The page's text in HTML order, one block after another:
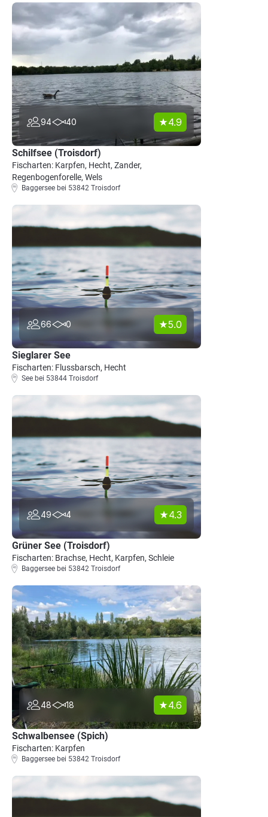
94 40 4.9
Schilfsee (Troisdorf)
Fischarten: Karpfen, Hecht, Zander,
Regenbogenforelle, Wels
Baggersee bei 53842 Troisdorf
66 0 5.0
Sieglarer See
Fischarten: Flussbarsch, Hecht
See bei 53844 Troisdorf
49 4 4.3
Grüner See (Troisdorf)
Fischarten: Brachse, Hecht, Karpfen, Schleie
Baggersee bei 53842 Troisdorf
48 18 4.6
Schwalbensee (Spich)
Fischarten: Karpfen
Baggersee bei 53842 Troisdorf